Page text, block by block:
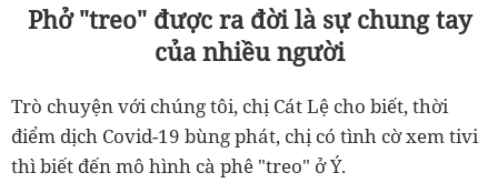
Phở "treo" được ra đời là sự chung tay
của nhiều người
Trò chuyện với chúng tôi, chị Cát Lệ cho biết, thời
điểm dịch Covid-19 bùng phát, chị có tình cờ xem tivi
thì biết đến mô hình cà phê "treo" ở Ý.